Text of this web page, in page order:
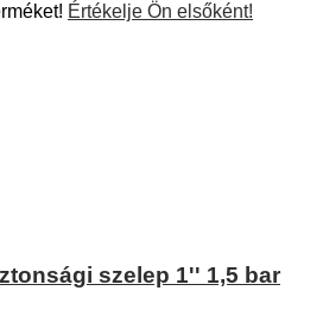
Értékelje Ön elsőként!
szelep 1'' 1,5 bar